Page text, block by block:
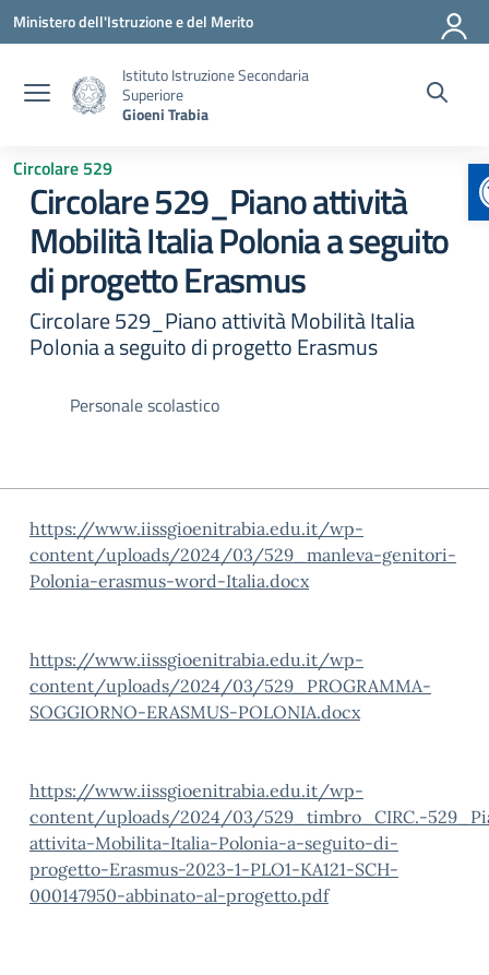
Vai ai contenuti
Vai al menu di navigazione
Vai al footer
Ministero dell'Istruzione e del Merito
Istituto Istruzione Secondaria
Superiore
Gioeni Trabia
Circolare 529
Circolare 529_Piano attività
Mobilità Italia Polonia a seguito
di progetto Erasmus
Circolare 529_Piano attività Mobilità Italia
Polonia a seguito di progetto Erasmus
Personale scolastico
https://www.iissgioenitrabia.edu.it/wp-
content/uploads/2024/03/529_manleva-genitori-
Polonia-erasmus-word-Italia.docx
https://www.iissgioenitrabia.edu.it/wp-
content/uploads/2024/03/529_PROGRAMMA-
SOGGIORNO-ERASMUS-POLONIA.docx
https://www.iissgioenitrabia.edu.it/wp-
content/uploads/2024/03/529_timbro_CIRC.-
attivita-Mobilita-Italia-Polonia-a-seguito-di-
progetto-Erasmus-2023-1-PLO1-KA121-SCH-
000147950-abbinato-al-progetto.pdf